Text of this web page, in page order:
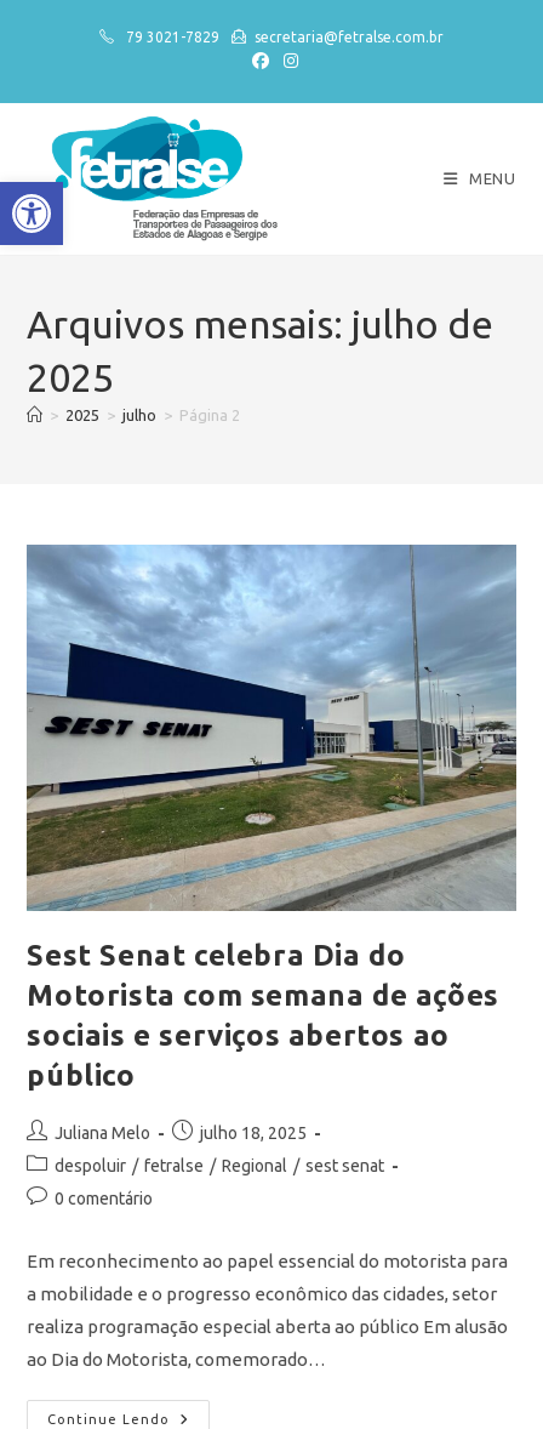
Abrir a barra de ferramentas
79 3021-7829 secretaria@fetralse.com.br
MENU
Arquivos mensais: julho de
2025
> 2025 > julho > Página 2
Sest Senat celebra Dia do
Motorista com semana de ações
sociais e serviços abertos ao
público
Juliana Melo
julho 18, 2025
despoluir / fetralse / Regional / sest senat
0 comentário
Em reconhecimento ao papel essencial do motorista para
a mobilidade e o progresso econômico das cidades, setor
realiza programação especial aberta ao público Em alusão
ao Dia do Motorista, comemorado…
Continue Lendo